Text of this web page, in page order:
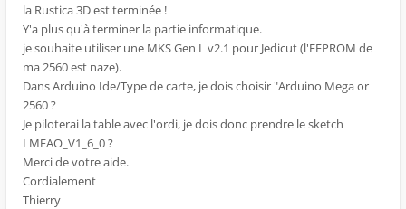
la Rustica 3D est terminée !
Y'a plus qu'à terminer la partie informatique.
je souhaite utiliser une MKS Gen L v2.1 pour Jedicut (l'EEPROM de
ma 2560 est naze).
Dans Arduino Ide/Type de carte, je dois choisir "Arduino Mega or
2560 ?
Je piloterai la table avec l'ordi, je dois donc prendre le sketch
LMFAO_V1_6_0 ?
Merci de votre aide.
Cordialement
Thierry